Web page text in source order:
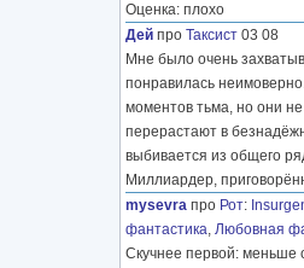
Оценка: плохо
Дей про Таксист 03 08
Мне было очень
понравилась
моментов тьма, но они
перерастают в
выбивается из общего
Миллиардер,
mysevra про Рот:
фантастика, Любовная
Скучнее первой: меньше